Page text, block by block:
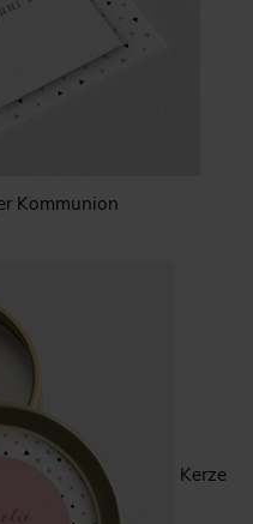
Kommunion
Kerze